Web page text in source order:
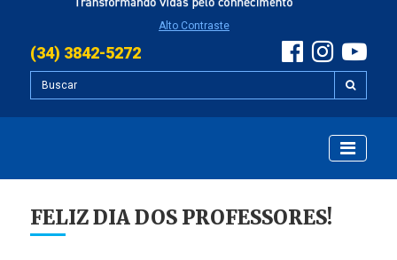
Alto Contraste
(34) 3842-5272
FELIZ DIA DOS PROFESSORES!